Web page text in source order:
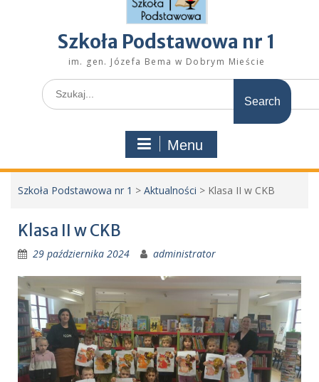
Szkoła Podstawowa nr 1
im. gen. Józefa Bema w Dobrym Mieście
Search
for:
Menu
Szkoła Podstawowa nr 1 > Aktualności > Klasa II w CKB
Klasa II w CKB
29 października 2024 administrator